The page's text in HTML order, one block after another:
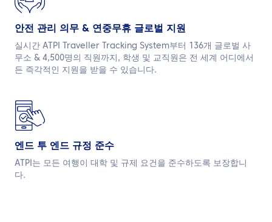
안전 관리 의무 & 연중무휴 글로벌 지원
실시간 ATPI Traveller Tracking System부터 136개 글로벌 사
무소 & 4,500명의 직원까지, 학생 및 교직원은 전 세계 어디에서
든 즉각적인 지원을 받을 수 있습니다.
엔드 투 엔드 규정 준수
ATPI는 모든 여행이 대학 및 규제 요건을 준수하도록 보장합니
다.